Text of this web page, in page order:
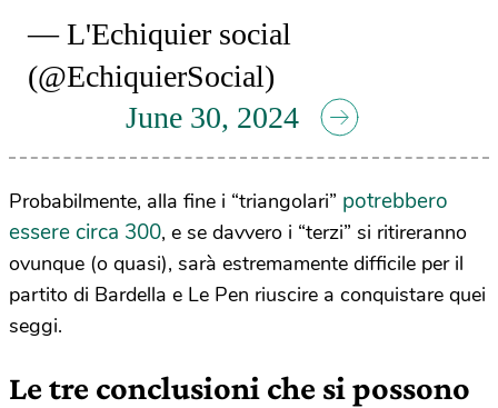
— L'Echiquier social
(@EchiquierSocial)
June 30, 2024
Probabilmente, alla fine i “triangolari” potrebbero
essere circa 300, e se davvero i “terzi” si ritireranno
ovunque (o quasi), sarà estremamente difficile per il
partito di Bardella e Le Pen riuscire a conquistare quei
seggi.
Le tre conclusioni che si possono